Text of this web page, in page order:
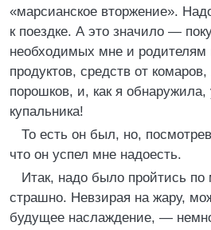
«марсианское вторжение».
к поездке. А это значило —
необходимых мне и
продуктов, средств от
порошков, и, как я
купальника!
То есть он был, но,
что он успел мне надоесть.
Итак, надо было пройтись по
страшно. Невзирая на жару,
будущее наслаждение, —